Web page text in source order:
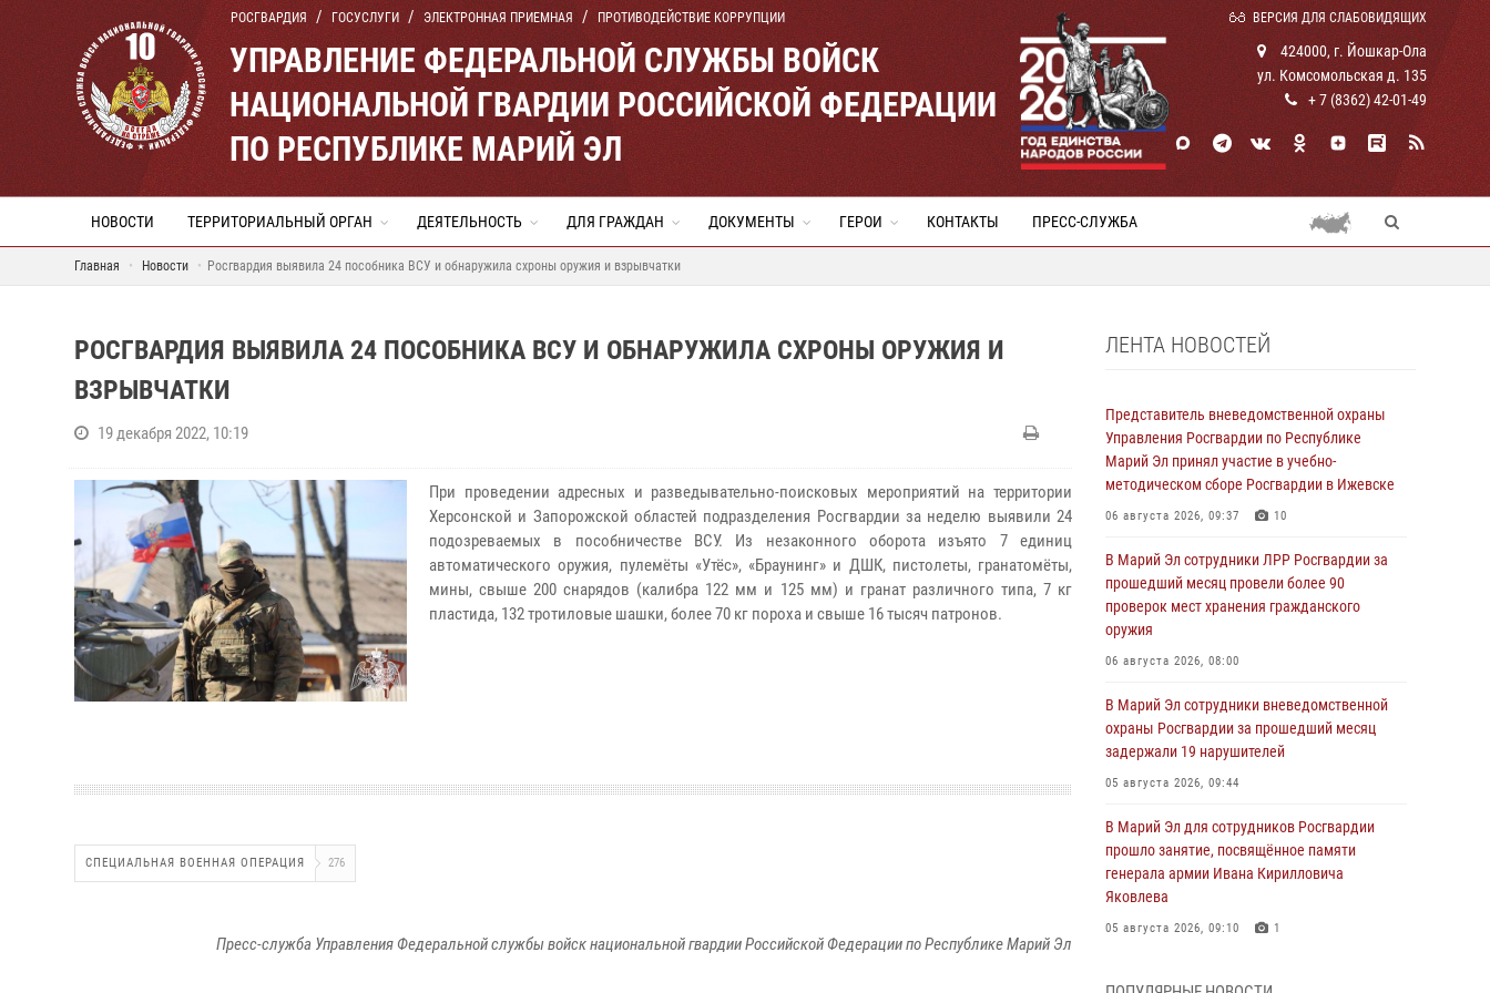
РОСГВАРДИЯ ГОСУСЛУГИ ЭЛЕКТРОННАЯ ПРИЕМНАЯ ПРОТИВОДЕЙСТВИЕ КОРРУПЦИИ ВЕРСИЯ ДЛЯ СЛАБОВИДЯЩИХ
УПРАВЛЕНИЕ ФЕДЕРАЛЬНОЙ СЛУЖБЫ ВОЙСК
НАЦИОНАЛЬНОЙ ГВАРДИИ РОССИЙСКОЙ ФЕДЕРАЦИИ
ПО РЕСПУБЛИКЕ МАРИЙ ЭЛ
424000, г. Йошкар-Ола
ул. Комсомольская д. 135
+ 7 (8362) 42-01-49
НОВОСТИ ТЕРРИТОРИАЛЬНЫЙ ОРГАН ДЕЯТЕЛЬНОСТЬ ДЛЯ ГРАЖДАН ДОКУМЕНТЫ ГЕРОИ КОНТАКТЫ ПРЕСС-СЛУЖБА
Главная Новости Росгвардия выявила 24 пособника ВСУ и обнаружила схроны оружия и взрывчатки
РОСГВАРДИЯ ВЫЯВИЛА 24 ПОСОБНИКА ВСУ И ОБНАРУЖИЛА СХРОНЫ ОРУЖИЯ И
ВЗРЫВЧАТКИ
19 декабря 2022, 10:19
При проведении адресных и разведывательно-поисковых мероприятий на территории
Херсонской и Запорожской областей подразделения Росгвардии за неделю выявили 24
подозреваемых в пособничестве ВСУ. Из незаконного оборота изъято 7 единиц
автоматического оружия, пулемёты «Утёс», «Браунинг» и ДШК, пистолеты, гранатомёты,
мины, свыше 200 снарядов (калибра 122 мм и 125 мм) и гранат различного типа, 7 кг
пластида, 132 тротиловые шашки, более 70 кг пороха и свыше 16 тысяч патронов.
СПЕЦИАЛЬНАЯ ВОЕННАЯ ОПЕРАЦИЯ 276
Пресс-служба Управления Федеральной службы войск национальной гвардии Российской Федерации по Республике Марий Эл
ЛЕНТА НОВОСТЕЙ
Представитель вневедомственной охраны
Управления Росгвардии по Республике
Марий Эл принял участие в учебно-
методическом сборе Росгвардии в Ижевске
06 августа 2026, 09:37 10
В Марий Эл сотрудники ЛРР Росгвардии за
прошедший месяц провели более 90
проверок мест хранения гражданского
оружия
06 августа 2026, 08:00
В Марий Эл сотрудники вневедомственной
охраны Росгвардии за прошедший месяц
задержали 19 нарушителей
05 августа 2026, 09:44
В Марий Эл для сотрудников Росгвардии
прошло занятие, посвящённое памяти
генерала армии Ивана Кирилловича
Яковлева
05 августа 2026, 09:10 1